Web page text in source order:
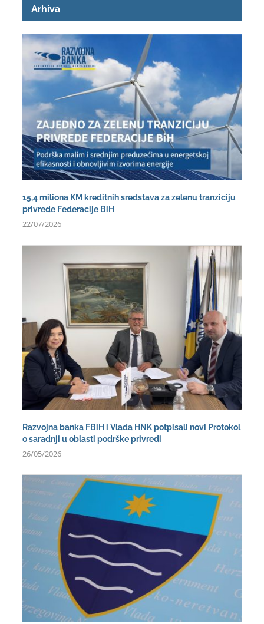
Arhiva
15,4 miliona KM kreditnih sredstava za zelenu tranziciju
privrede Federacije BiH
22/07/2026
Razvojna banka FBiH i Vlada HNK potpisali novi Protokol
o saradnji u oblasti podrške privredi
26/05/2026